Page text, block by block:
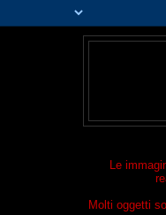
Le
Molti oggetti